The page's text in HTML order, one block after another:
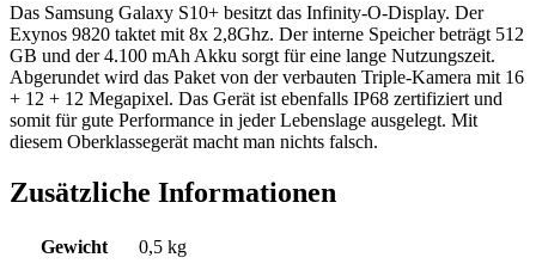
Das Samsung Galaxy S10+ besitzt das Infinity-O-Display. Der
Exynos 9820 taktet mit 8x 2,8Ghz. Der interne Speicher beträgt 512
GB und der 4.100 mAh Akku sorgt für eine lange Nutzungszeit.
Abgerundet wird das Paket von der verbauten Triple-Kamera mit 16
+ 12 + 12 Megapixel. Das Gerät ist ebenfalls IP68 zertifiziert und
somit für gute Performance in jeder Lebenslage ausgelegt. Mit
diesem Oberklassegerät macht man nichts falsch.
Zusätzliche Informationen
Gewicht 0,5 kg